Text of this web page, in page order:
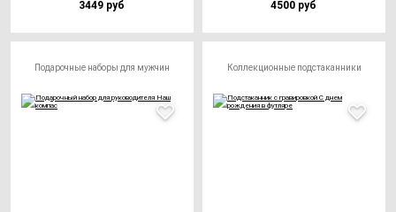
3449 руб 4500 руб
Подарочные наборы для мужчин Коллекционные подстаканники